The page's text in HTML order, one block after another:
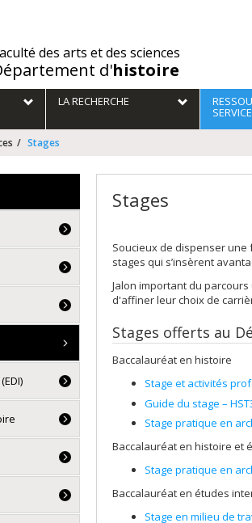
des arts et des sciences
d'histoire
LA RECHERCHE
Stages
Stages
Soucieux de dispenser
stages qui s’insèrent
Jalon important du
d'affiner leur choix de
Stages offerts au
Baccalauréat en histoire
Stage et activités
Guide du stage –
Stage pratique en
Baccalauréat en histoire et
Stage pratique en
Baccalauréat en études
Stage en milieu de